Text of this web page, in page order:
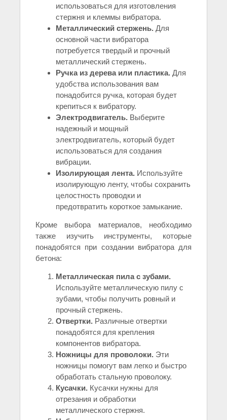
использоваться для изготовления
стержня и клеммы вибратора.
Металлический стержень. Для
основной части вибратора
потребуется твердый и прочный
металлический стержень.
Ручка из дерева или пластика. Для
удобства использования вам
понадобится ручка, которая будет
крепиться к вибратору.
Электродвигатель. Выберите
надежный и мощный
электродвигатель, который будет
использоваться для создания
вибрации.
Изолирующая лента. Используйте
изолирующую ленту, чтобы сохранить
целостность проводки и
предотвратить короткое замыкание.
Кроме выбора материалов, необходимо
также изучить инструменты, которые
понадобятся при создании вибратора для
бетона:
Металлическая пила с зубами.
Используйте металлическую пилу с
зубами, чтобы получить ровный и
прочный стержень.
Отвертки. Различные отвертки
понадобятся для крепления
компонентов вибратора.
Ножницы для проволоки. Эти
ножницы помогут вам легко и быстро
обработать стальную проволоку.
Кусачки. Кусачки нужны для
отрезания и обработки
металлического стержня.